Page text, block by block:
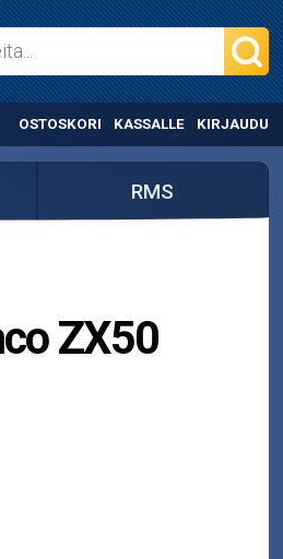
OSTOSKORI KASSALLE KIRJAUDU
RMS
ZX50